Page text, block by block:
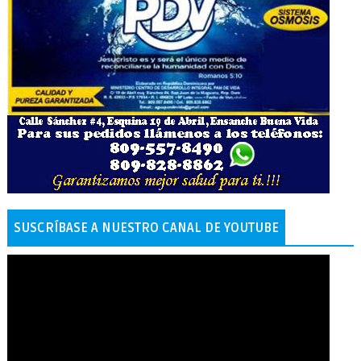
SUSCRÍBASE A NUESTRO CANAL DE YOUTUBE